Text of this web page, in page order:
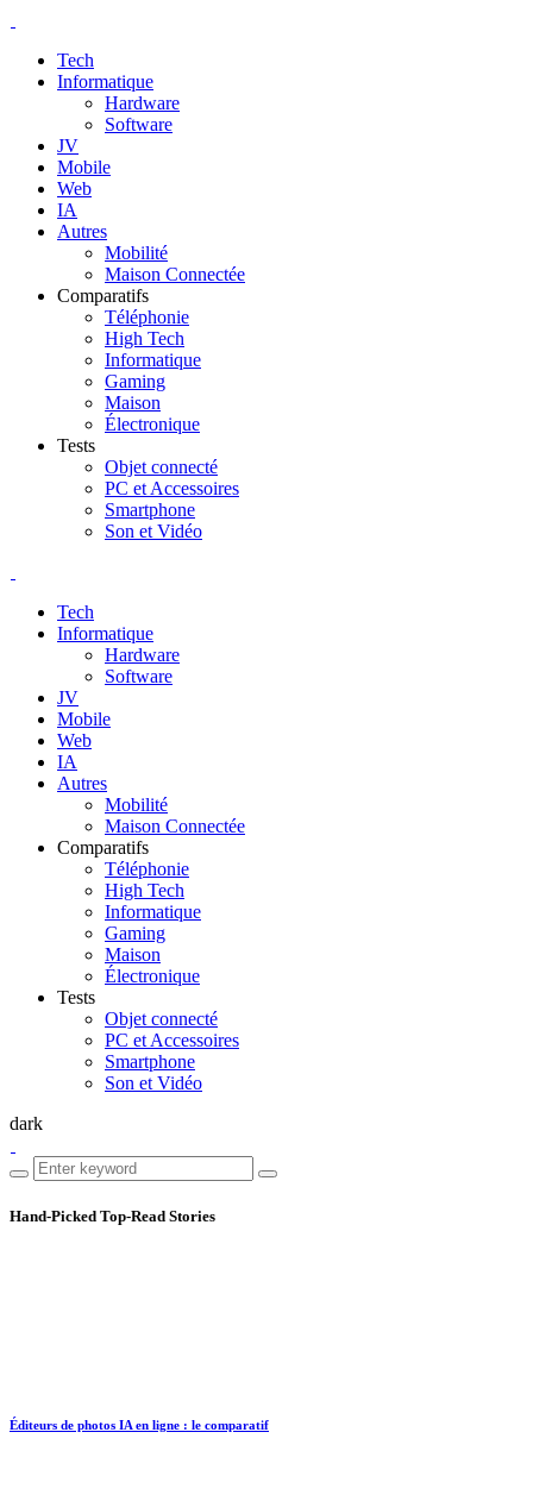
Tech
Informatique
Hardware
Software
JV
Mobile
Web
IA
Autres
Mobilité
Maison Connectée
Comparatifs
Téléphonie
High Tech
Informatique
Gaming
Maison
Électronique
Tests
Objet connecté
PC et Accessoires
Smartphone
Son et Vidéo
Tech
Informatique
Hardware
Software
JV
Mobile
Web
IA
Autres
Mobilité
Maison Connectée
Comparatifs
Téléphonie
High Tech
Informatique
Gaming
Maison
Électronique
Tests
Objet connecté
PC et Accessoires
Smartphone
Son et Vidéo
dark
Hand-Picked Top-Read Stories
Éditeurs de photos IA en ligne : le comparatif